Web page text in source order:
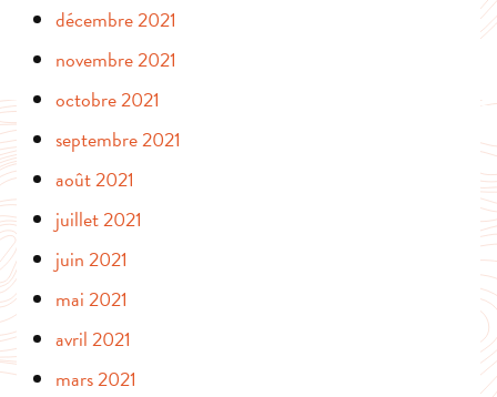
décembre 2021
novembre 2021
octobre 2021
septembre 2021
août 2021
juillet 2021
juin 2021
mai 2021
avril 2021
mars 2021